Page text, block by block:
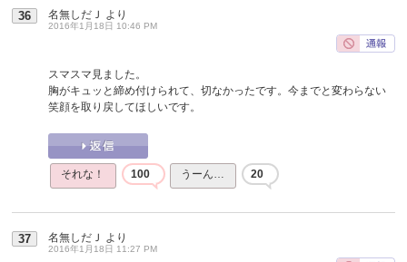
36 名無しだＪ より
2016年1月18日 10:46 PM
スマスマ見ました。
胸がキュッと締め付けられて、切なかったです。今までと変わらない
笑顔を取り戻してほしいです。
それな！ 100 うーん… 20
37 名無しだＪ より
2016年1月18日 11:27 PM